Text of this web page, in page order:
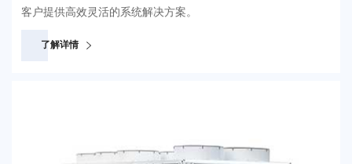
客户提供高效灵活的系统解决方案。
了解详情